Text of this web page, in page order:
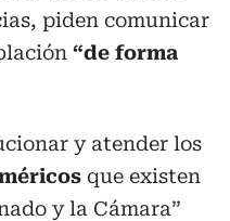
piden comunicar
“de forma
y atender los
que existen
y la Cámara”